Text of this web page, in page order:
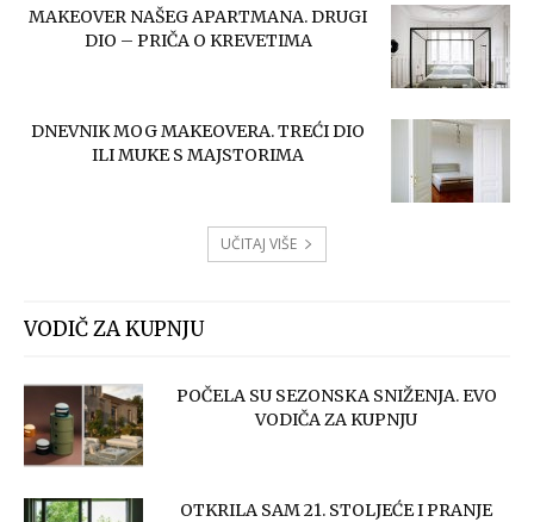
MAKEOVER NAŠEG APARTMANA. DRUGI
DIO – PRIČA O KREVETIMA
DNEVNIK MOG MAKEOVERA. TREĆI DIO
ILI MUKE S MAJSTORIMA
UČITAJ VIŠE
VODIČ ZA KUPNJU
POČELA SU SEZONSKA SNIŽENJA. EVO
VODIČA ZA KUPNJU
OTKRILA SAM 21. STOLJEĆE I PRANJE